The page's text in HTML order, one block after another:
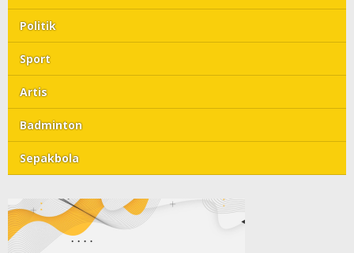
Politik
Sport
Artis
Badminton
Sepakbola